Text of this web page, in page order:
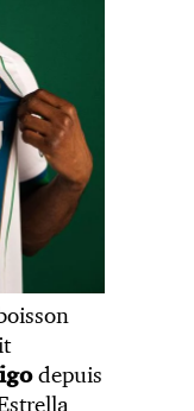
depuis